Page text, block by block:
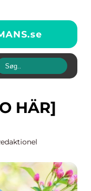
se
HÄR]